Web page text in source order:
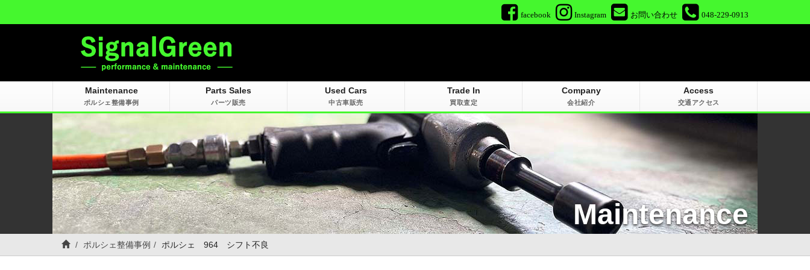
facebook Instagram お問い合わせ 048-229-0913
Maintenance
ポルシェ整備事例
Parts Sales
パーツ販売
Used Cars
中古車販売
Trade In
買取査定
Company
会社紹介
Access
交通アクセス
Maintenance
ポルシェ整備事例 ポルシェ 964 シフト不良